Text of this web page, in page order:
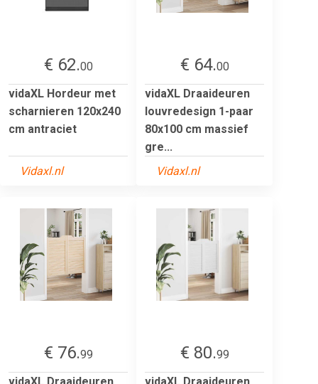
€ 62.00
vidaXL Hordeur met
scharnieren 120x240
cm antraciet
Vidaxl.nl
€ 64.00
vidaXL Draaideuren
louvredesign 1-paar
80x100 cm massief
gre...
Vidaxl.nl
€ 76.99
€ 80.99